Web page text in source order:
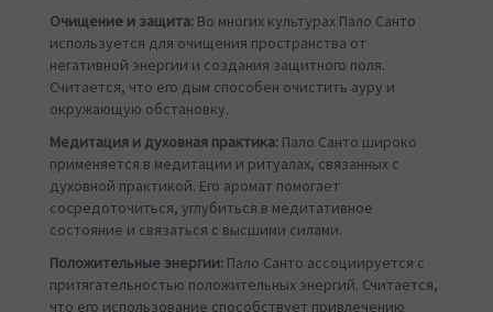
Очищение и защита: Во многих культурах Пало Санто
используется для очищения пространства от
негативной энергии и создания защитного поля.
Считается, что его дым способен очистить ауру и
окружающую обстановку.
Медитация и духовная практика: Пало Санто широко
применяется в медитации и ритуалах, связанных с
духовной практикой. Его аромат помогает
сосредоточиться, углубиться в медитативное
состояние и связаться с высшими силами.
Положительные энергии: Пало Санто ассоциируется с
притягательностью положительных энергий. Считается,
что его использование способствует привлечению